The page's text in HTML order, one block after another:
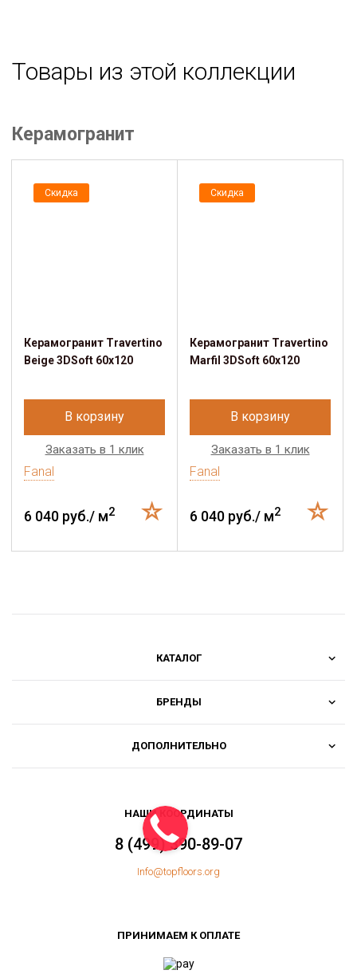
Товары из этой коллекции
Керамогранит
Скидка
Керамогранит Travertino
Beige 3DSoft 60x120
В корзину
Заказать в 1 клик
Fanal
6 040 руб./ м2
Скидка
Керамогранит Travertino
Marfil 3DSoft 60x120
В корзину
Заказать в 1 клик
Fanal
6 040 руб./ м2
КАТАЛОГ
БРЕНДЫ
ДОПОЛНИТЕЛЬНО
НАШИ КООРДИНАТЫ
8 (499) 390-89-07
Info@topfloors.org
ПРИНИМАЕМ К ОПЛАТЕ